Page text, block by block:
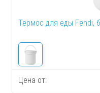
Термос для еды Fendi,
Цена от: